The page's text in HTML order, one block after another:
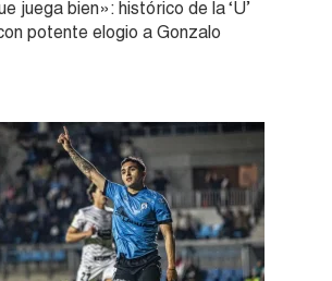
juega bien»: histórico de la ‘U’
potente elogio a Gonzalo